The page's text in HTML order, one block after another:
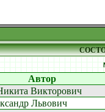
Автор
Викторович
Львович